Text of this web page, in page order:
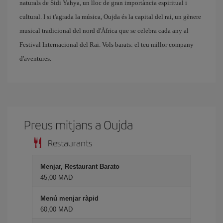
naturals de Sidi Yahya, un lloc de gran importància espiritual i
cultural. I si t'agrada la música, Oujda és la capital del rai, un gènere
musical tradicional del nord d'Àfrica que se celebra cada any al
Festival Internacional del Rai. Vols barats: el teu millor company
d'aventures.
Preus mitjans a Oujda
Restaurants
Menjar, Restaurant Barato
45,00 MAD
Menú menjar ràpid
60,00 MAD